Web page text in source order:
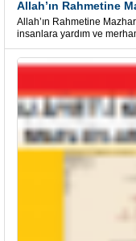
Allah’ın Rahmetine
insanlara yardım ve